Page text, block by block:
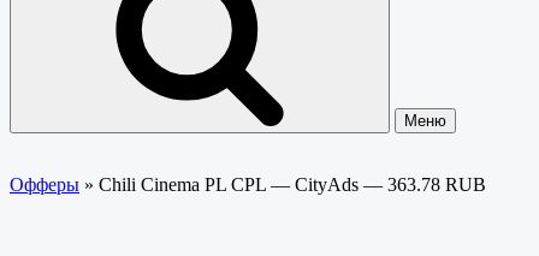
Меню
Офферы » Chili Cinema PL CPL — CityAds — 363.78 RUB